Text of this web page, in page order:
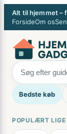
Spring
Alt til hjemmet –
ForsideOm os
Bedste køb
POPULÆRT LIGE